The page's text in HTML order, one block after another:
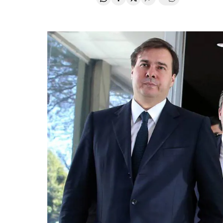
Compartir en Whatsapp
Compartir en Facebook
Compartir en Twitter
Desplegar Redes
Comentários